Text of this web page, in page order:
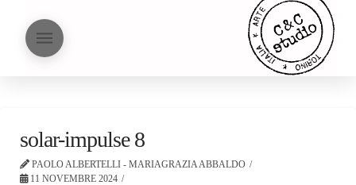
solar-impulse 8
PAOLO ALBERTELLI - MARIAGRAZIA ABBALDO
11 NOVEMBRE 2024